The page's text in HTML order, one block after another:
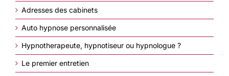
Adresses des cabinets
Auto hypnose personnalisée
Hypnotherapeute, hypnotiseur ou hypnologue ?
Le premier entretien